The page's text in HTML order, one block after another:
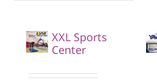
XXL Sports
Center